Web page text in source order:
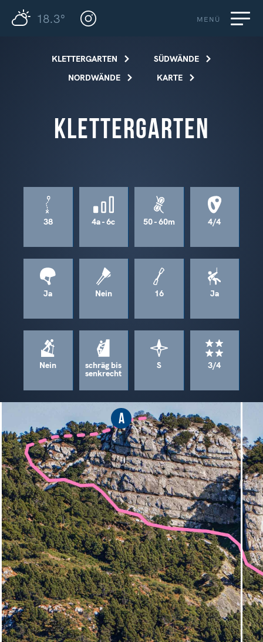
18.3° MENÜ
KLETTERGARTEN
SÜDWÄNDE
NORDWÄNDE
KARTE
Klettergarten
38 4a - 6c 50 - 60m 4/4
Ja Nein 16 Ja
Nein schräg bis
senkrecht
S 3/4
A